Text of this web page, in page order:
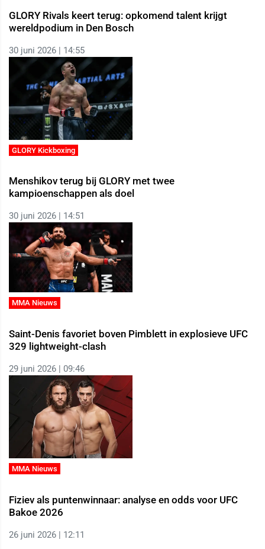
GLORY Rivals keert terug: opkomend talent krijgt
wereldpodium in Den Bosch
30 juni 2026 | 14:55
GLORY Kickboxing
Menshikov terug bij GLORY met twee
kampioenschappen als doel
30 juni 2026 | 14:51
MMA Nieuws
Saint-Denis favoriet boven Pimblett in explosieve UFC
329 lightweight-clash
29 juni 2026 | 09:46
MMA Nieuws
Fiziev als puntenwinnaar: analyse en odds voor UFC
Bakoe 2026
26 juni 2026 | 12:11